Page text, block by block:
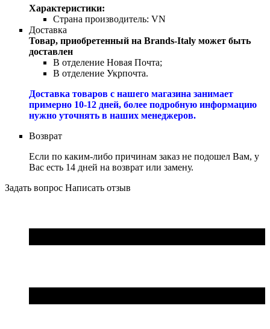
Характеристики:
Страна производитель: VN
Доставка
Товар, приобретенный на Brands-Italy может быть
доставлен
В отделение Новая Почта;
В отделение Укрпочта.
Доставка товаров с нашего магазина занимает
примерно 10-12 дней, более подробную информацию
нужно уточнять в наших менеджеров.
Возврат
Если по каким-либо причинам заказ не подошел Вам, у
Вас есть 14 дней на возврат или замену.
Задать вопрос Написать отзыв